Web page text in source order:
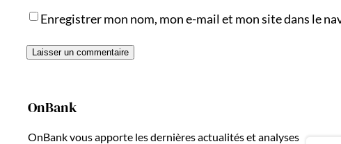
Enregistrer mon nom, mon e-mail et mon site dans le
OnBank
OnBank vous apporte les dernières actualités et analyses